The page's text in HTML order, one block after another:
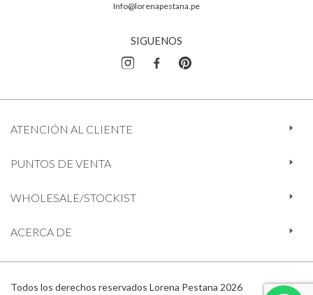
Info@lorenapestana.pe
SIGUENOS
ATENCIÓN AL CLIENTE
PUNTOS DE VENTA
WHOLESALE/STOCKIST
ACERCA DE
Todos los derechos reservados Lorena Pestana 2026